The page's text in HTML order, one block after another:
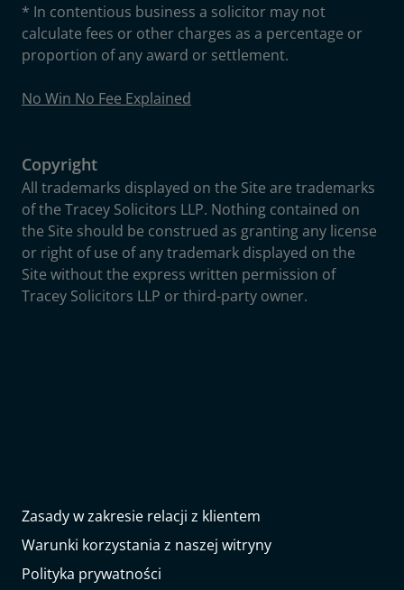
* In contentious business a solicitor may not
calculate fees or other charges as a percentage or
proportion of any award or settlement.
No Win No Fee Explained
Copyright
All trademarks displayed on the Site are trademarks
of the Tracey Solicitors LLP. Nothing contained on
the Site should be construed as granting any license
or right of use of any trademark displayed on the
Site without the express written permission of
Tracey Solicitors LLP or third-party owner.
Zasady w zakresie relacji z klientem
Warunki korzystania z naszej witryny
Polityka prywatności